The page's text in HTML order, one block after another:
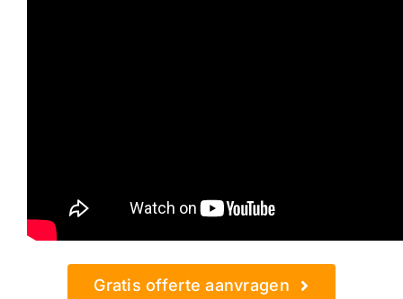
Gratis offerte aanvragen